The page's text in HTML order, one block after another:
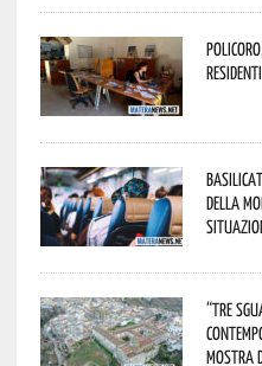
della
“Tre
mostra